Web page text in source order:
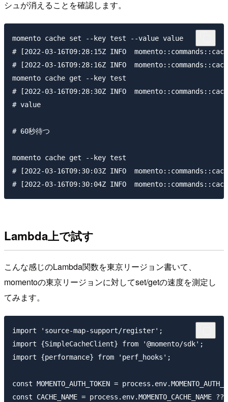
シュが消えることを確認します。
momento cache set --key test --value value
# [2022-03-16T09:28:15Z INFO
# [2022-03-16T09:28:16Z INFO
momento cache get --key test
# [2022-03-16T09:28:30Z INFO
# value
# 60秒待つ
momento cache get --key test
# [2022-03-16T09:30:03Z INFO
Lambda上で試す
こんな感じのLambda関数を東京リージョン書いて、
momentoの東京リージョンに対してset/getの速度を測定し
てみます。
import 'source-map-support/register';
import {SimpleCacheClient} from '@momento/sdk';
import {performance} from 'perf_hooks';
const MOMENTO_AUTH_TOKEN =
const CACHE_NAME =